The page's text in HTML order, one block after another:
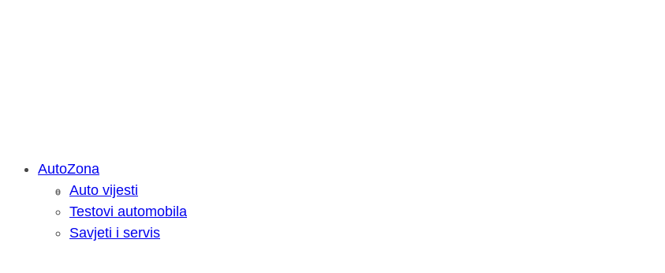
Savjetujemo: Što učiniti kada vaš iPad treba servis? Alpha servis nudi rješenja
AutoZona
Auto vijesti
Testovi automobila
Savjeti i servis